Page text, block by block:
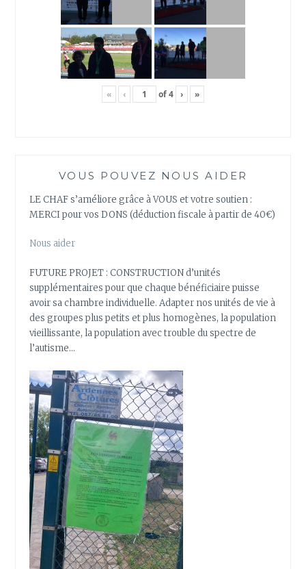
« ‹ of4 › »
VOUS POUVEZ NOUS AIDER
LE CHAF s’améliore grâce à VOUS et votre soutien :
MERCI pour vos DONS (déduction fiscale à partir de 40€)
Nous aider
FUTURE PROJET : CONSTRUCTION d’unités
supplémentaires pour que chaque bénéficiaire puisse
avoir sa chambre individuelle. Adapter nos unités de vie à
des groupes plus petits et plus homogènes, la population
vieillissante, la population avec trouble du spectre de
l’autisme…